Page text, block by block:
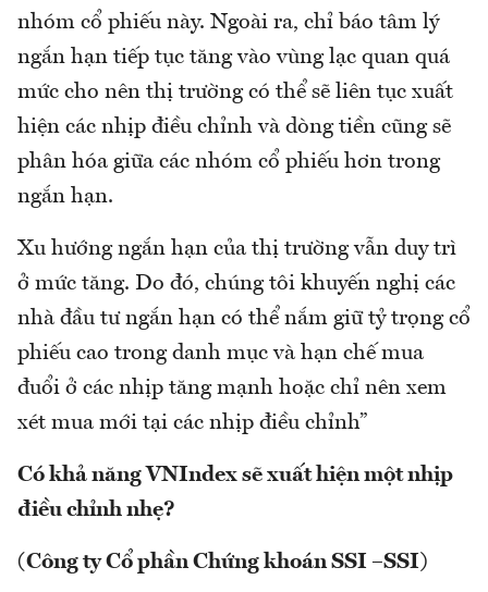
nhóm cổ phiếu này. Ngoài ra, chỉ báo tâm lý
ngắn hạn tiếp tục tăng vào vùng lạc quan quá
mức cho nên thị trường có thể sẽ liên tục xuất
hiện các nhịp điều chỉnh và dòng tiền cũng sẽ
phân hóa giữa các nhóm cổ phiếu hơn trong
ngắn hạn.
Xu hướng ngắn hạn của thị trường vẫn duy trì
ở mức tăng. Do đó, chúng tôi khuyến nghị các
nhà đầu tư ngắn hạn có thể nắm giữ tỷ trọng cổ
phiếu cao trong danh mục và hạn chế mua
đuổi ở các nhịp tăng mạnh hoặc chỉ nên xem
xét mua mới tại các nhịp điều chỉnh”
Có khả năng VNIndex sẽ xuất hiện một nhịp
điều chỉnh nhẹ?
(Công ty Cổ phần Chứng khoán SSI –SSI)